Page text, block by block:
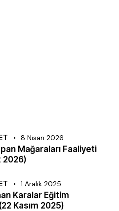
8 Nisan 2026
Mağaraları Faaliyeti
2026)
1 Aralık 2025
Karalar Eğitim
Kasım 2025)